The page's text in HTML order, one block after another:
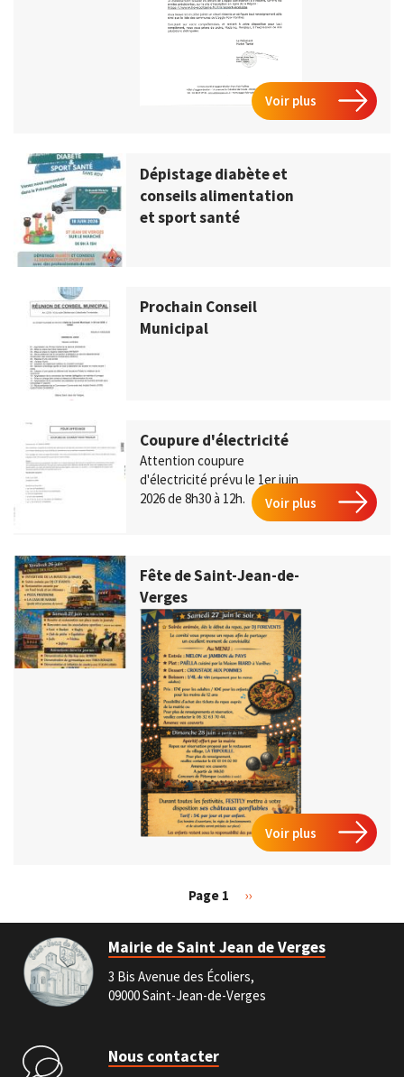
Voir plus
Dépistage diabète et
conseils alimentation
et sport santé
Prochain Conseil
Municipal
Coupure d'électricité
Attention coupure
d'électricité prévu le 1er juin
2026 de 8h30 à 12h.
Voir plus
Fête de Saint-Jean-de-
Verges
Voir plus
Page 1
Page
››
Mairie de Saint Jean de Verges
3 Bis Avenue des Écoliers,
09000 Saint-Jean-de-Verges
Nous contacter